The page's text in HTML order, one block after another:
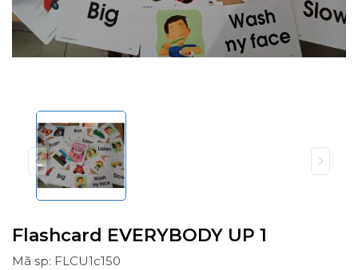
Flashcard EVERYBODY UP 1
Mã sp: FLCU1c150